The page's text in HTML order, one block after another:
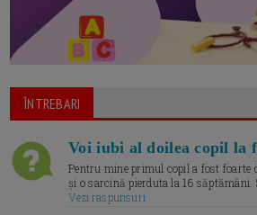
ÎNTREBARI
Voi iubi al doilea copil la
Pentru mine primul copil a fost foarte
și o sarcină pierduta la 16 săptămâni.
Vezi raspunsuri